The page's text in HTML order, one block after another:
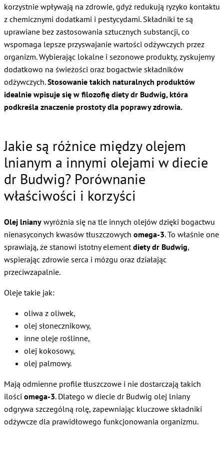
korzystnie wpływają na zdrowie, gdyż redukują ryzyko kontaktu
z chemicznymi dodatkami i pestycydami. Składniki te są
uprawiane bez zastosowania sztucznych substancji, co
wspomaga lepsze przyswajanie wartości odżywczych przez
organizm. Wybierając lokalne i sezonowe produkty, zyskujemy
dodatkowo na świeżości oraz bogactwie składników
odżywczych.Stosowanie takich naturalnych produktów
idealnie wpisuje się w filozofię diety dr Budwig, która
podkreśla znaczenie prostoty dla poprawy zdrowia.
Jakie są różnice między olejem
lnianym a innymi olejami w diecie
dr Budwig? Porównanie
właściwości i korzyści
Olej lniany wyróżnia się na tle innych olejów dzięki bogactwu
nienasyconych kwasów tłuszczowych omega-3. To właśnie one
sprawiają, że stanowi istotny element diety dr Budwig,
wspierając zdrowie serca i mózgu oraz działając
przeciwzapalnie.
Oleje takie jak:
oliwa z oliwek,
olej słonecznikowy,
inne oleje roślinne,
olej kokosowy,
olej palmowy.
Mają odmienne profile tłuszczowe i nie dostarczają takich
ilości omega-3. Dlatego w diecie dr Budwig olej lniany
odgrywa szczególną rolę, zapewniając kluczowe składniki
odżywcze dla prawidłowego funkcjonowania organizmu.